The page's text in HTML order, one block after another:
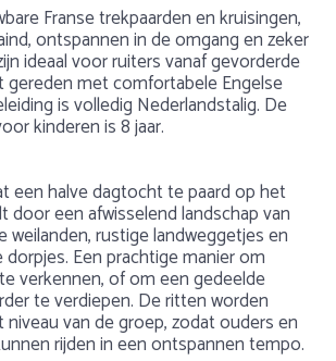
Franse trekpaarden en kruisingen,
ontspannen in de omgang en zeker
ideaal voor ruiters vanaf gevorderde
gereden met comfortabele Engelse
is volledig Nederlandstalig. De
kinderen is 8 jaar.
een halve dagtocht te paard op het
door een afwisselend landschap van
weilanden, rustige landweggetjes en
Een prachtige manier om
verkennen, of om een gedeelde
te verdiepen. De ritten worden
van de groep, zodat ouders en
rijden in een ontspannen tempo.